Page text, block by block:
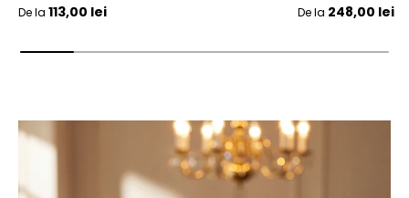
Pret initial
De la 113,00 lei Pret initial
De la 248,00 lei